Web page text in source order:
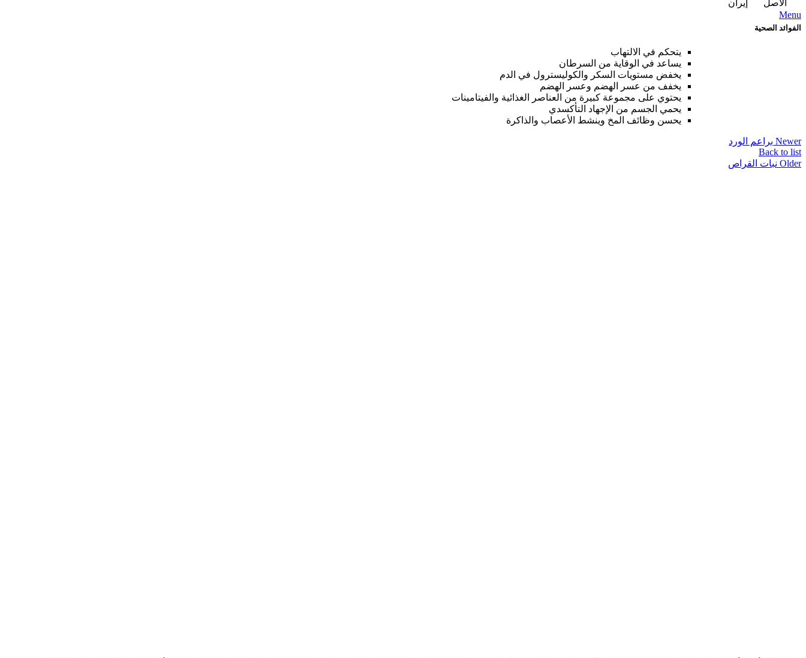
Menu
الأصل
إيران
الفوائد الصحية
يتحكم في الالتهاب
يساعد في الوقاية من السرطان
يخفض مستويات السكر والكوليسترول في الدم
يخفف من عسر الهضم وعسر الهضم
يحتوي على مجموعة كبيرة من العناصر الغذائية والفيتامينات
يحمي الجسم من الإجهاد التأكسدي
يحسن وظائف المخ وينشط الأعصاب والذاكرة
Newer براعم الورد
Back to list
Older نبات القراص